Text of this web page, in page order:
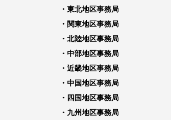
東北地区事務局
関東地区事務局
北陸地区事務局
中部地区事務局
近畿地区事務局
中国地区事務局
四国地区事務局
九州地区事務局